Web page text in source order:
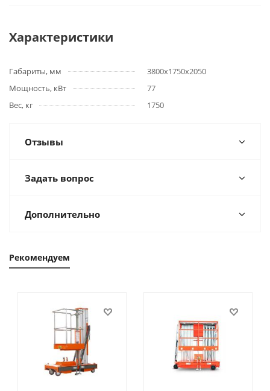
Характеристики
Габариты, мм
3800х1750х2050
Мощность, кВт
77
Вес, кг
1750
Отзывы
Задать вопрос
Дополнительно
Рекомендуем